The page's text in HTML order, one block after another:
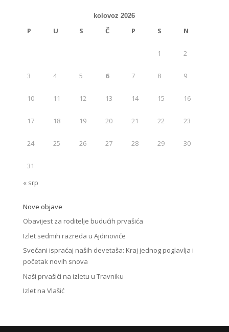
kolovoz 2026
P U S Č P S N
1 2
3 4 5 6 7 8 9
10 11 12 13 14 15 16
17 18 19 20 21 22 23
24 25 26 27 28 29 30
31
« srp
Nove objave
Obavijest za roditelje budućih prvašića
Izlet sedmih razreda u Ajdinoviće
Svečani ispraćaj naših devetaša: Kraj jednog poglavlja i
početak novih snova
Naši prvašići na izletu u Travniku
Izlet na Vlašić